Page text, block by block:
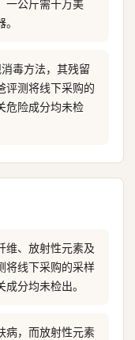
一公斤需十万美
毒方法，其残留
评测将线下采购的
危险成分均未检
维、放射性元素及
将线下采购的采样
分均未检出。
病，而放射性元素